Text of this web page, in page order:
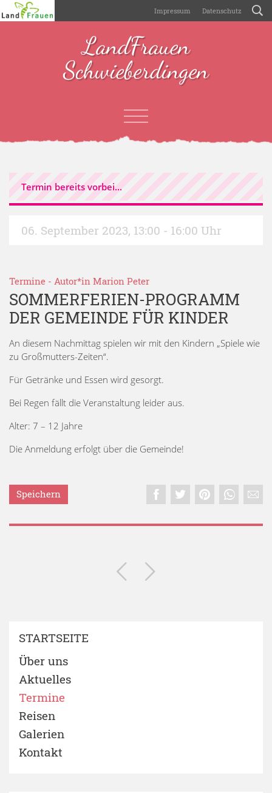
Impressum Datenschutz
LandFrauen
Schwieberdingen
Termin bereits vorbei...
06. September 2023, 13:00 - 16:00 Uhr
Termine - Autor*in Marion Peter
SOMMERFERIEN-PROGRAMM
DER GEMEINDE FÜR KINDER
An diesem Nachmittag spielen wir mit den Kindern „Spiele wie
zu Großmutters-Zeiten“.
Für Getränke und Essen wird gesorgt.
Bei Regen fällt die Veranstaltung leider aus.
Alter: 7 – 12 Jahre
Die Anmeldung erfolgt über die Gemeinde!
Speichern
STARTSEITE
Über uns
Aktuelles
Termine
Reisen
Galerien
Kontakt